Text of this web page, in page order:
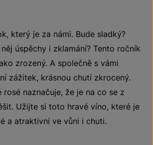
který je za námi. Bude sladký?
úspěchy i zklamání? Tento ročník
zrozený. A společně s vámi
zážitek, krásnou chutí zkrocený.
rosé naznačuje, že je na co se z
Užijte si toto hravé víno, které je
a atraktivní ve vůni i chuti.